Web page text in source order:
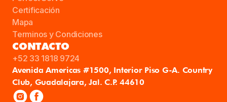
Certificación
Mapa
Terminos y Condiciones
CONTACTO
+52 33 1818 9724
Avenida Americas #1500, Interior Piso G-A. Country
Club, Guadalajara, Jal. C.P. 44610